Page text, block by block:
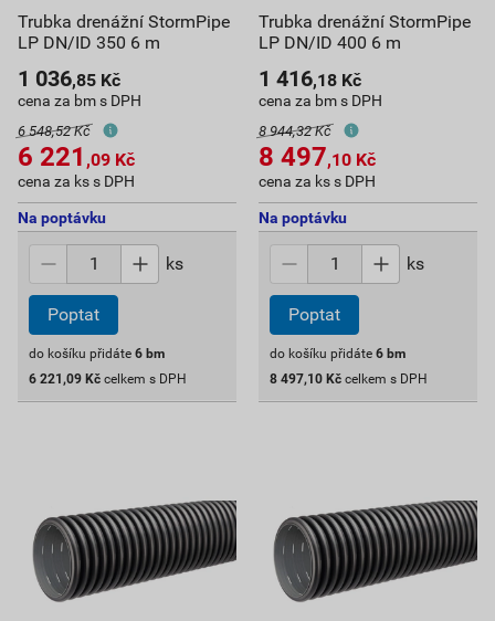
Trubka drenážní StormPipe
LP DN/ID 350 6 m
1 036,85 Kč
cena za bm s DPH
6 548,52 Kč
6 221 ,09 Kč
cena za ks s DPH
Na poptávku
ks
Poptat
do košíku přidáte 6 bm
6 221,09 Kč celkem s DPH
Trubka drenážní StormPipe
LP DN/ID 400 6 m
1 416,18 Kč
cena za bm s DPH
8 944,32 Kč
8 497,10 Kč
cena za ks s DPH
Na poptávku
ks
Poptat
do košíku přidáte 6 bm
8 497,10 Kč celkem s DPH